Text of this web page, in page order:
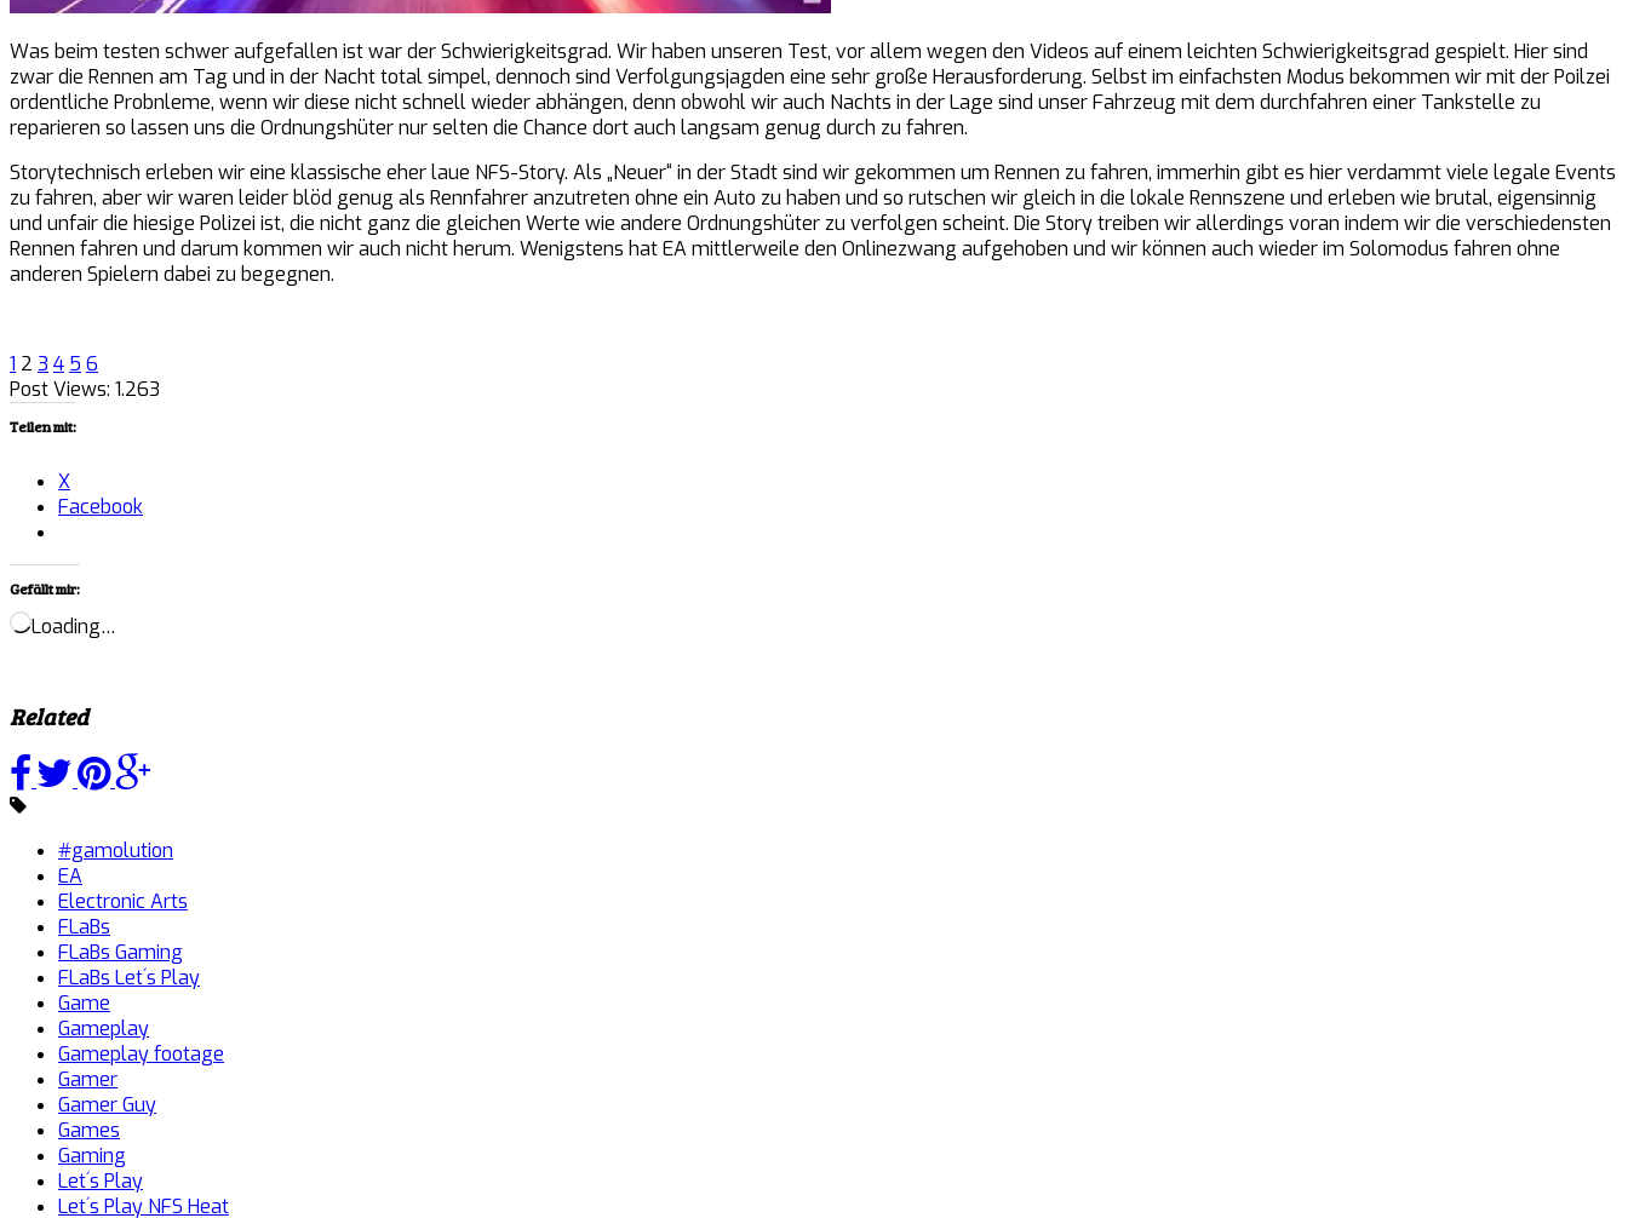
Was beim testen schwer aufgefallen ist war der Schwierigkeitsgrad. Wir haben unseren Test, vor allem wegen den Videos auf einem leichten Schwierigkeitsgrad gespielt. Hier sind
zwar die Rennen am Tag und in der Nacht total simpel, dennoch sind Verfolgungsjagden eine sehr große Herausforderung. Selbst im einfachsten Modus bekommen wir mit der Poilzei
ordentliche Probnleme, wenn wir diese nicht schnell wieder abhängen, denn obwohl wir auch Nachts in der Lage sind unser Fahrzeug mit dem durchfahren einer Tankstelle zu
reparieren so lassen uns die Ordnungshüter nur selten die Chance dort auch langsam genug durch zu fahren.
Storytechnisch erleben wir eine klassische eher laue NFS-Story. Als „Neuer“ in der Stadt sind wir gekommen um Rennen zu fahren, immerhin gibt es hier verdammt viele legale Events
zu fahren, aber wir waren leider blöd genug als Rennfahrer anzutreten ohne ein Auto zu haben und so rutschen wir gleich in die lokale Rennszene und erleben wie brutal, eigensinnig
und unfair die hiesige Polizei ist, die nicht ganz die gleichen Werte wie andere Ordnungshüter zu verfolgen scheint. Die Story treiben wir allerdings voran indem wir die verschiedensten
Rennen fahren und darum kommen wir auch nicht herum. Wenigstens hat EA mittlerweile den Onlinezwang aufgehoben und wir können auch wieder im Solomodus fahren ohne
anderen Spielern dabei zu begegnen.
1 2 3 4 5 6
Post Views: 1.263
Teilen mit:
X
Facebook
Gefällt mir:
Loading…
Related
#gamolution
EA
Electronic Arts
FLaBs
FLaBs Gaming
FLaBs Let´s Play
Game
Gameplay
Gameplay footage
Gamer
Gamer Guy
Games
Gaming
Let´s Play
Let´s Play NFS Heat